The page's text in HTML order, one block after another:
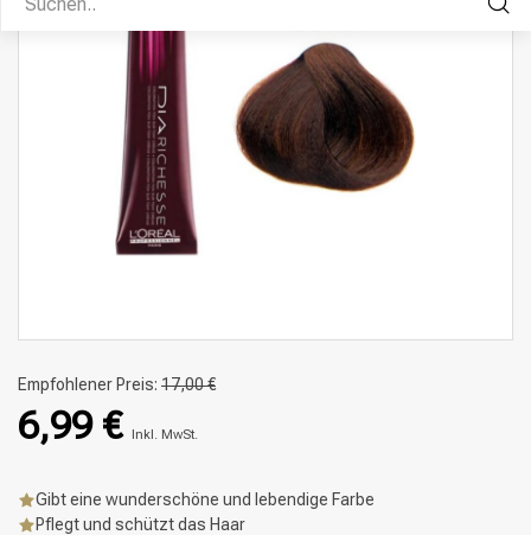
Empfohlener Preis: 17,00 €
6,99 € Inkl. MwSt.
Gibt eine wunderschöne und lebendige Farbe
Pflegt und schützt das Haar